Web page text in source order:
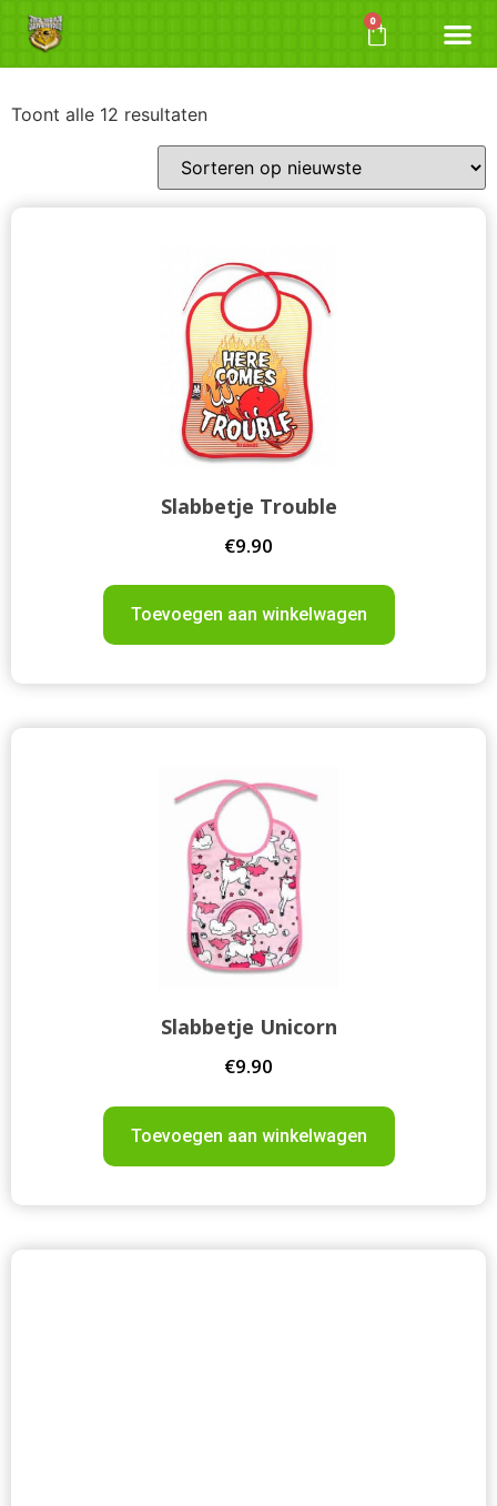
Toont alle 12 resultaten
Slabbetje Trouble
€9.90
Toevoegen aan winkelwagen
Slabbetje Unicorn
€9.90
Toevoegen aan winkelwagen